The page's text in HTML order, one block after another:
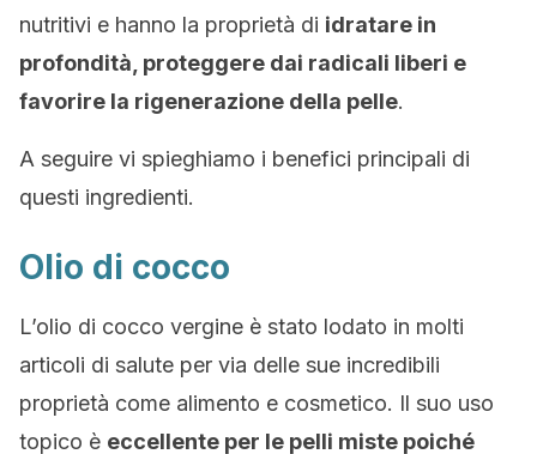
nutritivi e hanno la proprietà di idratare in
profondità, proteggere dai radicali liberi e
favorire la rigenerazione della pelle.
A seguire vi spieghiamo i benefici principali di
questi ingredienti.
Olio di cocco
L’olio di cocco vergine è stato lodato in molti
articoli di salute per via delle sue incredibili
proprietà come alimento e cosmetico. Il suo uso
topico è eccellente per le pelli miste poiché